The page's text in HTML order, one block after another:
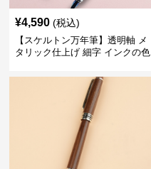
¥4,590 (税込)
【スケルトン万年筆】透明軸 メ
タリック仕上げ 細字 インクの色
する